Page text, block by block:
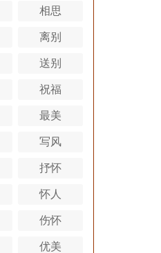
相思
离别
送别
祝福
最美
写风
抒怀
怀人
伤怀
优美